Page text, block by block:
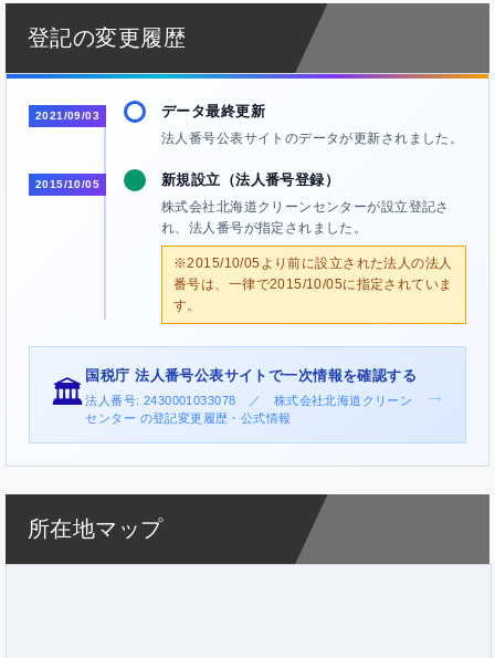
登記の変更履歴
2021/09/03 データ最終更新
法人番号公表サイトのデータが更新されました。
2015/10/05 新規設立（法人番号登録）
株式会社北海道クリーンセンターが設立登記さ
れ、法人番号が指定されました。
※2015/10/05より前に設立された法人の法人
番号は、一律で2015/10/05に指定されていま
す。
🏛️
国税庁 法人番号公表サイトで一次情報を確認する
法人番号: 2430001033078 ／ 株式会社北海道クリーン
センター の登記変更履歴・公式情報
→
所在地マップ